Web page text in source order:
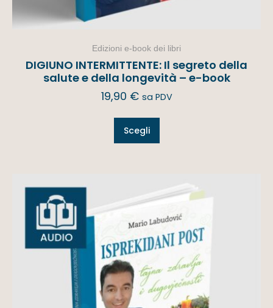
Edizioni e-book dei libri
DIGIUNO INTERMITTENTE: Il segreto della
salute e della longevità – e-book
19,90 € sa PDV
Scegli